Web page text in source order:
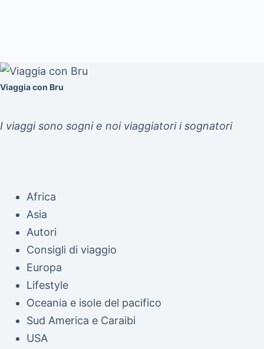
Viaggia con Bru
I viaggi sono sogni e noi viaggiatori i sognatori
Africa
Asia
Autori
Consigli di viaggio
Europa
Lifestyle
Oceania e isole del pacifico
Sud America e Caraibi
USA